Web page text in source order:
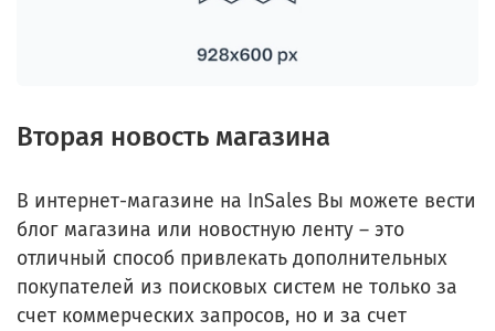
Вторая новость магазина
В интернет-магазине на InSales Вы можете вести
блог магазина или новостную ленту – это
отличный способ привлекать дополнительных
покупателей из поисковых систем не только за
счет коммерческих запросов, но и за счет